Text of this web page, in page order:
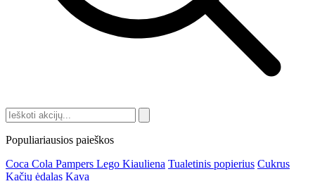
Populiariausios paieškos
Coca Cola Pampers Lego Kiauliena Tualetinis popierius Cukrus
Kačių ėdalas Kava